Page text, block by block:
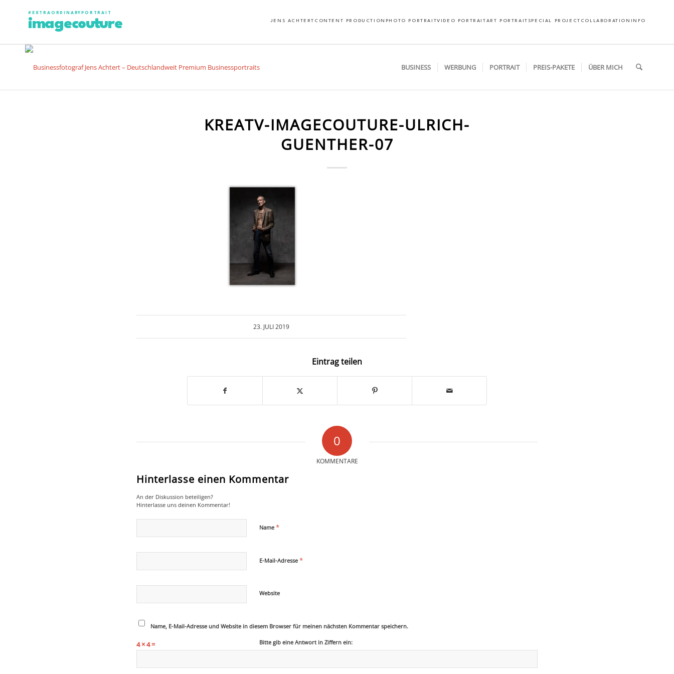
#EXTRAORDINARYPORTRAIT
imagecouture JENS ACHTERT CONTENT PRODUCTION PHOTO PORTRAITVIDEO PORTRAIT ART PORTRAIT SPECIAL PROJECT COLLABORATION INFO
BUSINESS WERBUNG PORTRAIT PREIS-PAKETE ÜBER MICH
KREATV-IMAGECOUTURE-ULRICH-
GUENTHER-07
23. JULI 2019
Eintrag teilen
0
KOMMENTARE
Hinterlasse einen Kommentar
An der Diskussion beteiligen?
Hinterlasse uns deinen Kommentar!
Name *
E-Mail-Adresse *
Website
Name, E-Mail-Adresse und Website in diesem Browser für meinen nächsten Kommentar speichern.
Bitte gib eine Antwort in Ziffern ein:
4 × 4 =